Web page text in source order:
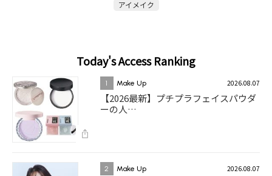
アイメイク
Today's Access Ranking
1 Make Up 2026.08.07
【2026最新】プチプラフェイスパウダ
ーの人…
2 Make Up 2026.08.07